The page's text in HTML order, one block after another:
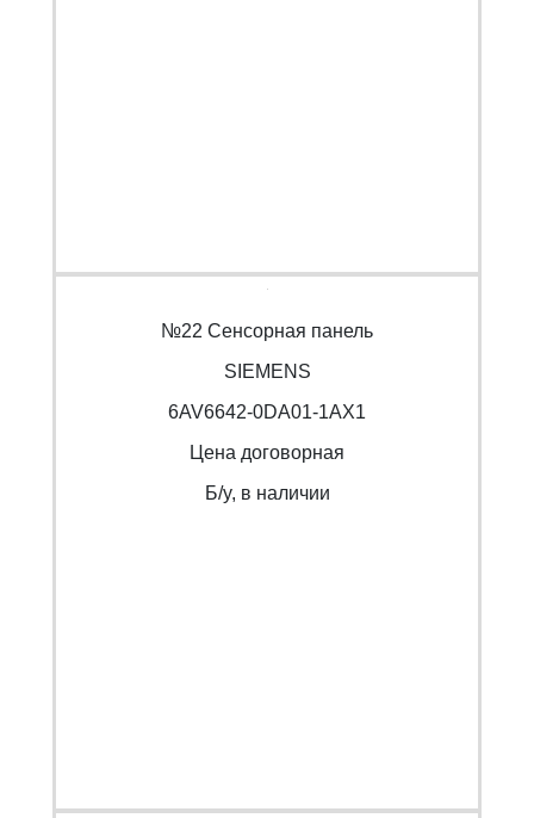
№22 Сенсорная панель
SIEMENS
6AV6642-0DA01-1AX1
Цена договорная
Б/y, в наличии